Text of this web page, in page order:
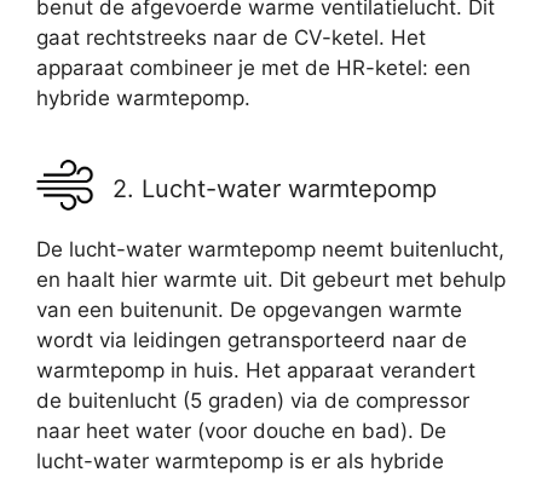
benut de afgevoerde warme ventilatielucht. Dit
gaat rechtstreeks naar de CV-ketel. Het
apparaat combineer je met de HR-ketel: een
hybride warmtepomp.
2. Lucht-water warmtepomp
De lucht-water warmtepomp neemt buitenlucht,
en haalt hier warmte uit. Dit gebeurt met behulp
van een buitenunit. De opgevangen warmte
wordt via leidingen getransporteerd naar de
warmtepomp in huis. Het apparaat verandert
de buitenlucht (5 graden) via de compressor
naar heet water (voor douche en bad). De
lucht-water warmtepomp is er als hybride